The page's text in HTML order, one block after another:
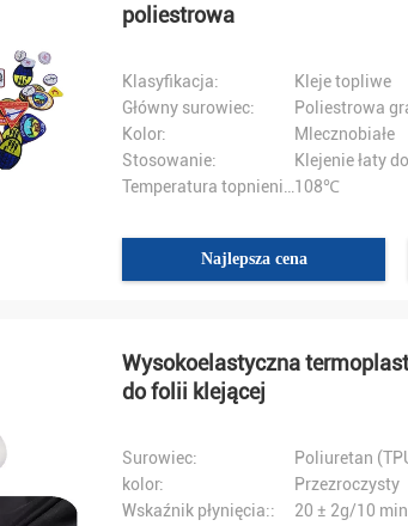
poliestrowa
Klasyfikacja:
Kleje topliwe
Główny surowiec:
Poliestrowa
Kolor:
Mlecznobiałe
Stosowanie:
Klejenie łaty
108℃
Najlepsza cena
Wysokoelastyczna
do folii klejącej
Surowiec:
Poliuretan
kolor:
Przezroczysty
Wskaźnik płynięcia::
20 ± 2g/10